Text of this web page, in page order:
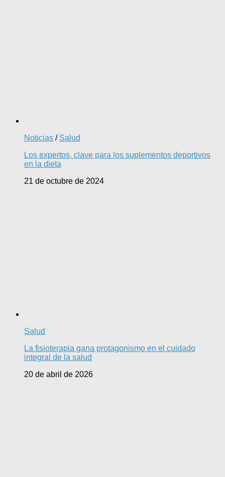
Noticias / Salud
Los expertos, clave para los suplementos deportivos
en la dieta
21 de octubre de 2024
Salud
La fisioterapia gana protagonismo en el cuidado
integral de la salud
20 de abril de 2026